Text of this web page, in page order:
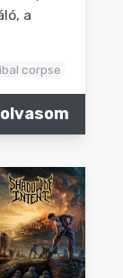
a
corpse